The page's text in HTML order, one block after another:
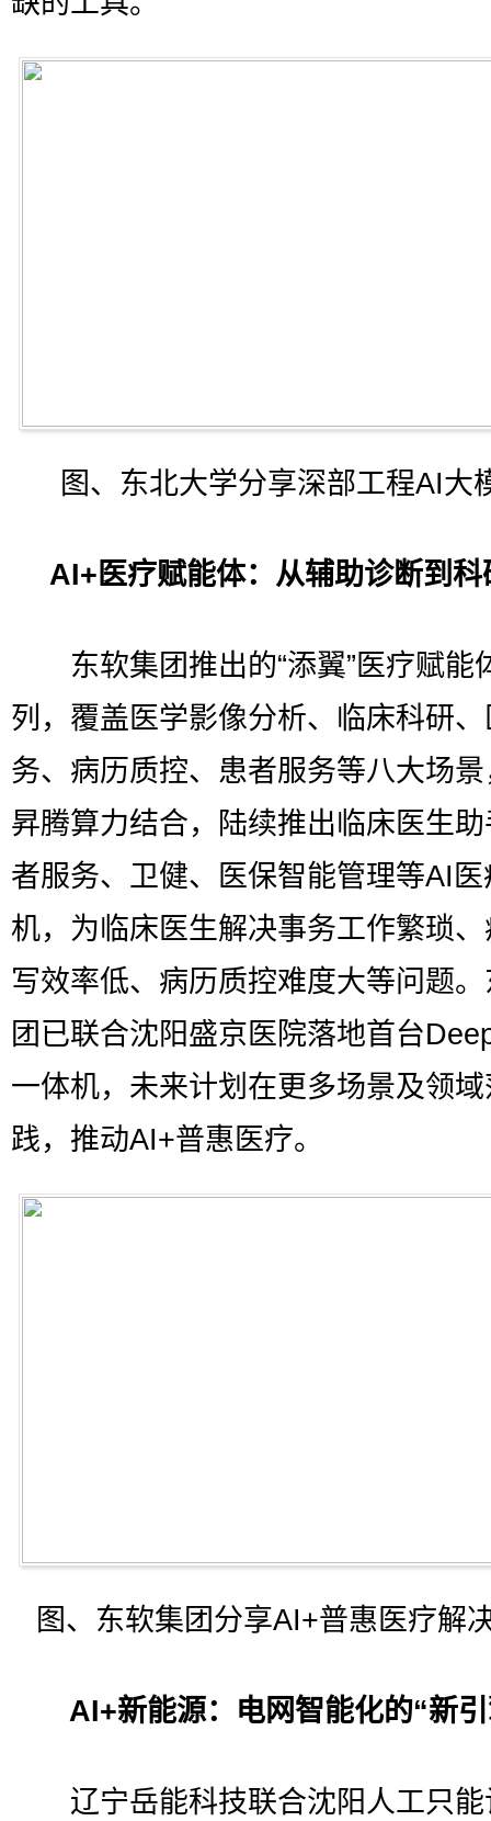
图、东北大学分享深部工程AI大
AI+医疗赋能体：从辅助诊断到科
东软集团推出的“添翼”医疗赋能
列，覆盖医学影像分析、临床科研
务、病历质控、患者服务等八大场
昇腾算力结合，陆续推出临床医生
者服务、卫健、医保智能管理等AI
机，为临床医生解决事务工作繁琐
写效率低、病历质控难度大等问题
团已联合沈阳盛京医院落地首台
一体机，未来计划在更多场景及领
践，推动AI+普惠医疗。
图、东软集团分享AI+普惠医疗解
AI+新能源：电网智能化的“新
辽宁岳能科技联合沈阳人工只能